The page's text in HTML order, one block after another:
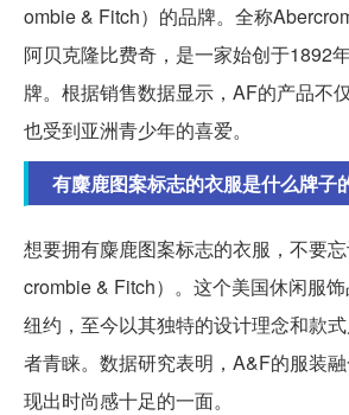
ombie & Fitch）的品牌。全称
阿贝克隆比费奇，是一家始创于1892
牌。根据销售数据显示，AF的产品不
也受到亚洲青少年的喜爱。
有麋鹿图案标志的衣服是什么牌子
想要拥有麋鹿图案标志的衣服，不要
crombie & Fitch）。这个美国休闲服
纽约，至今以其独特的设计理念和款
者青睐。数据研究表明，A&F的服装
现出时尚感十足的一面。